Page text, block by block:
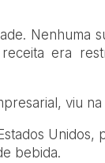
Nenhuma
era
viu
Unidos,
bebida.